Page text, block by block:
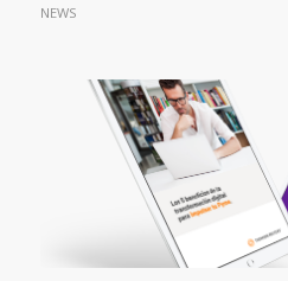
NEWS